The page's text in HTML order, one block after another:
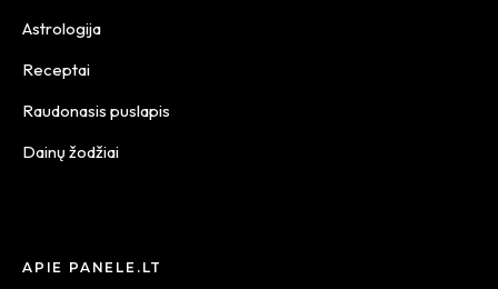
Astrologija
Receptai
Raudonasis puslapis
Dainų žodžiai
APIE PANELE.LT